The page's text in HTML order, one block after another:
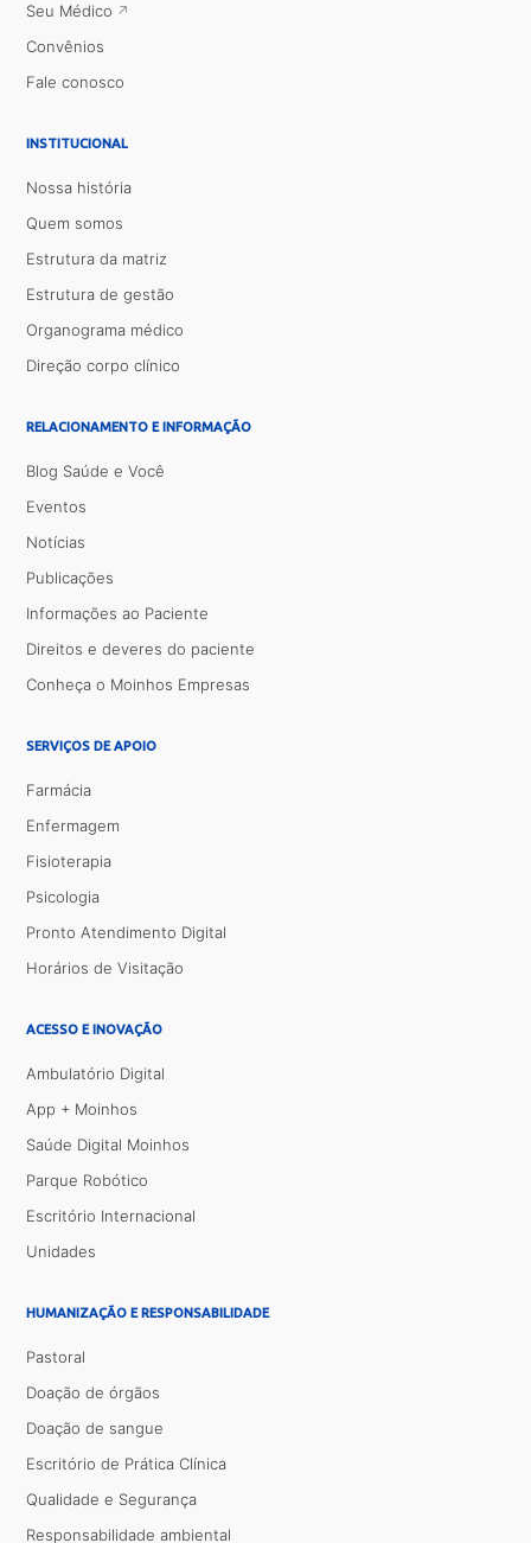
Seu Médico
Convênios
Fale conosco
INSTITUCIONAL
Nossa história
Quem somos
Estrutura da matriz
Estrutura de gestão
Organograma médico
Direção corpo clínico
RELACIONAMENTO E INFORMAÇÃO
Blog Saúde e Você
Eventos
Notícias
Publicações
Informações ao Paciente
Direitos e deveres do paciente
Conheça o Moinhos Empresas
SERVIÇOS DE APOIO
Farmácia
Enfermagem
Fisioterapia
Psicologia
Pronto Atendimento Digital
Horários de Visitação
ACESSO E INOVAÇÃO
Ambulatório Digital
App + Moinhos
Saúde Digital Moinhos
Parque Robótico
Escritório Internacional
Unidades
HUMANIZAÇÃO E RESPONSABILIDADE
Pastoral
Doação de órgãos
Doação de sangue
Escritório de Prática Clínica
Qualidade e Segurança
Responsabilidade ambiental